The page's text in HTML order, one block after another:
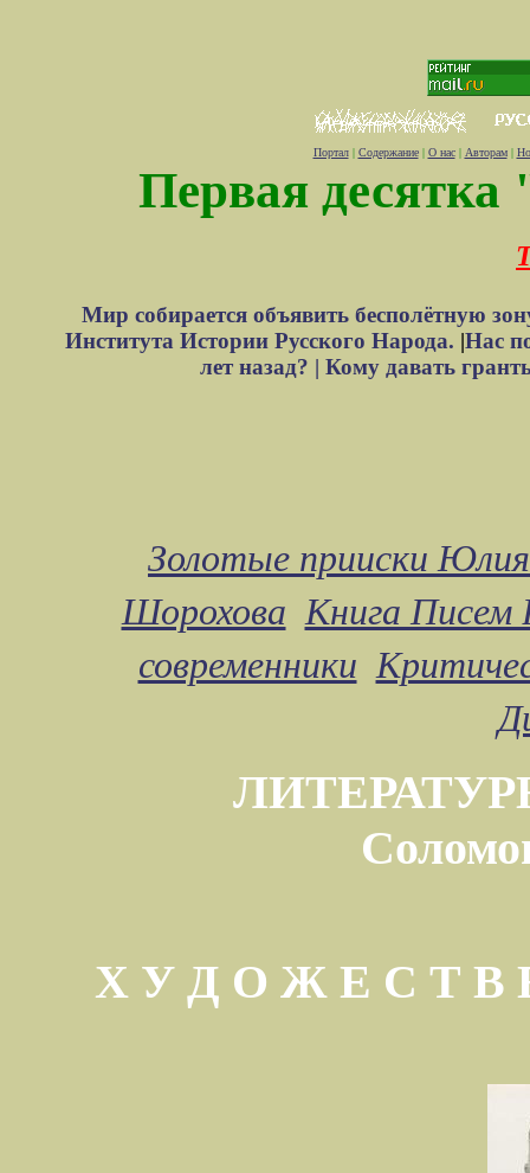
Портал| Содержание| О нас| Авторам|
Первая десятка
Мир собирается объявить бесполётную
Института Истории Русского Народа. |Нас
лет назад? | Кому давать
Золотые прииски
Шорохова Книга Писем
современники
Х У Д О Ж Е С Т